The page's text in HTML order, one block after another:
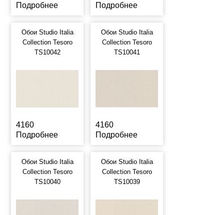
Подробнее
Подробнее
Обои Studio Italia
Collection Tesoro
TS10042
4160
Подробнее
Обои Studio Italia
Collection Tesoro
TS10041
4160
Подробнее
Обои Studio Italia
Collection Tesoro
TS10040
Обои Studio Italia
Collection Tesoro
TS10039